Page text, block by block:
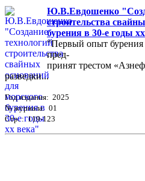
Ю.В.Евдошенко
строительства
бурения в 30-е годы
"Первый опыт
пред-
принят трестом
разведки...
Год издания: 2025
№ журнала: 01
Стр. : 119-123